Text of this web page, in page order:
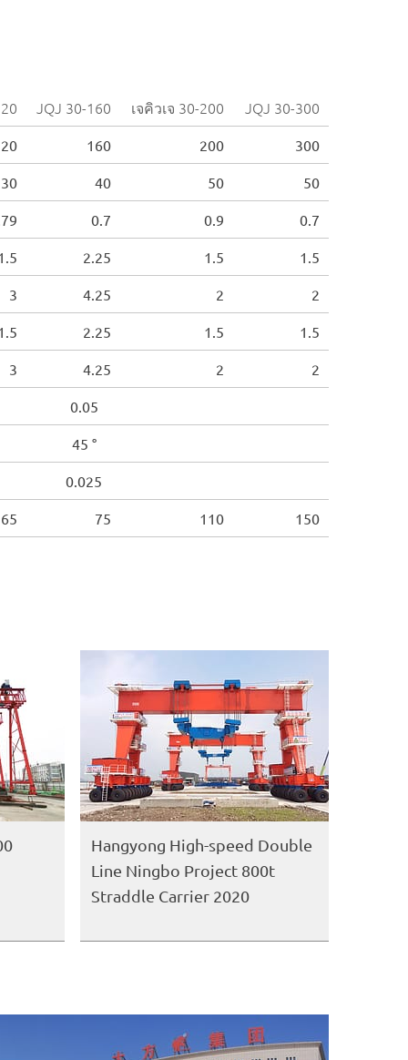
JQJ 30-160 เจคิวเจ 30-200
JQJ 30-300
160 200 300
30 40 50 50
0.7 0.9 0.7
2.25 1.5 1.5
3 4.25 2 2
2.25 1.5 1.5
3 4.25 2 2
0.05
45 °
0.025
65 75 110 150
Hangyong High-speed Double
Line Ningbo Project 800t
Straddle Carrier 2020